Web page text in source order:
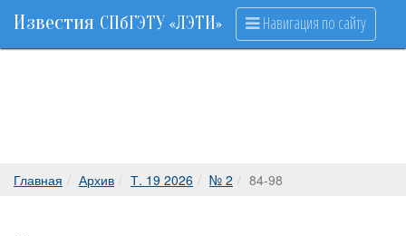
Известия СПбГЭТУ «ЛЭТИ» Навигация по сайту
Главная Архив Т. 19 2026 № 2 84-98